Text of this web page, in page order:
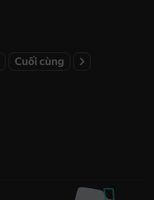
Cuối cùng